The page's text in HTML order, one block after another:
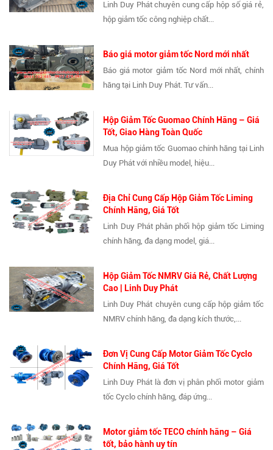
Linh Duy Phát chuyên cung cấp hộp số giá rẻ,
hộp giảm tốc công nghiệp chất...
Báo giá motor giảm tốc Nord mới nhất
Báo giá motor giảm tốc Nord mới nhất, chính
hãng tại Linh Duy Phát. Tư vấn...
Hộp Giảm Tốc Guomao Chính Hãng – Giá
Tốt, Giao Hàng Toàn Quốc
Mua hộp giảm tốc Guomao chính hãng tại Linh
Duy Phát với nhiều model, hiệu...
Địa Chỉ Cung Cấp Hộp Giảm Tốc Liming
Chính Hãng, Giá Tốt
Linh Duy Phát phân phối hộp giảm tốc Liming
chính hãng, đa dạng model, giá...
Hộp Giảm Tốc NMRV Giá Rẻ, Chất Lượng
Cao | Linh Duy Phát
Linh Duy Phát chuyên cung cấp hộp giảm tốc
NMRV chính hãng, đa dạng kích thước,...
Đơn Vị Cung Cấp Motor Giảm Tốc Cyclo
Chính Hãng, Giá Tốt
Linh Duy Phát là đơn vị phân phối motor giảm
tốc Cyclo chính hãng, đáp ứng...
Motor giảm tốc TECO chính hãng – Giá
tốt, bảo hành uy tín